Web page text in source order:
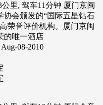
里, 驾车11分钟 厦门京闽
会颁发的“国际五星钻石
荣誉评价机构。厦门京闽
的唯一酒店
08-2010